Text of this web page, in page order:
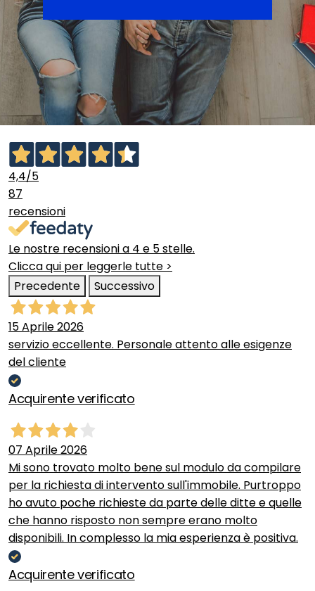
4,4/5
87
recensioni
Le nostre recensioni a 4 e 5 stelle.
Clicca qui per leggerle tutte >
Precedente
Successivo
15 Aprile 2026
servizio eccellente. Personale attento alle esigenze
del cliente
Acquirente verificato
07 Aprile 2026
Mi sono trovato molto bene sul modulo da compilare
per la richiesta di intervento sull'immobile. Purtroppo
ho avuto poche richieste da parte delle ditte e quelle
che hanno risposto non sempre erano molto
disponibili. In complesso la mia esperienza è positiva.
Acquirente verificato